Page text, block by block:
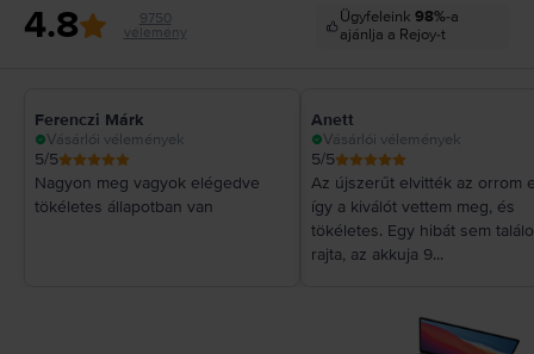
4.8
9750
vélemény
Ügyfeleink 98%-a
ajánlja a Rejoy-t
Ferenczi Márk
Vásárlói vélemények
5/5
Nagyon meg vagyok elégedve
tökéletes állapotban van
Anett
Vásárlói vélemények
5/5
Az újszerűt elvitték az orrom
így a kiválót vettem meg, és
tökéletes. Egy hibát sem
rajta, az akkuja 9...